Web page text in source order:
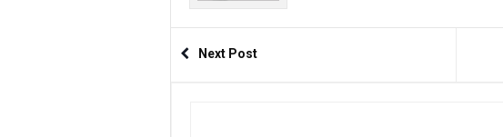
Next Post